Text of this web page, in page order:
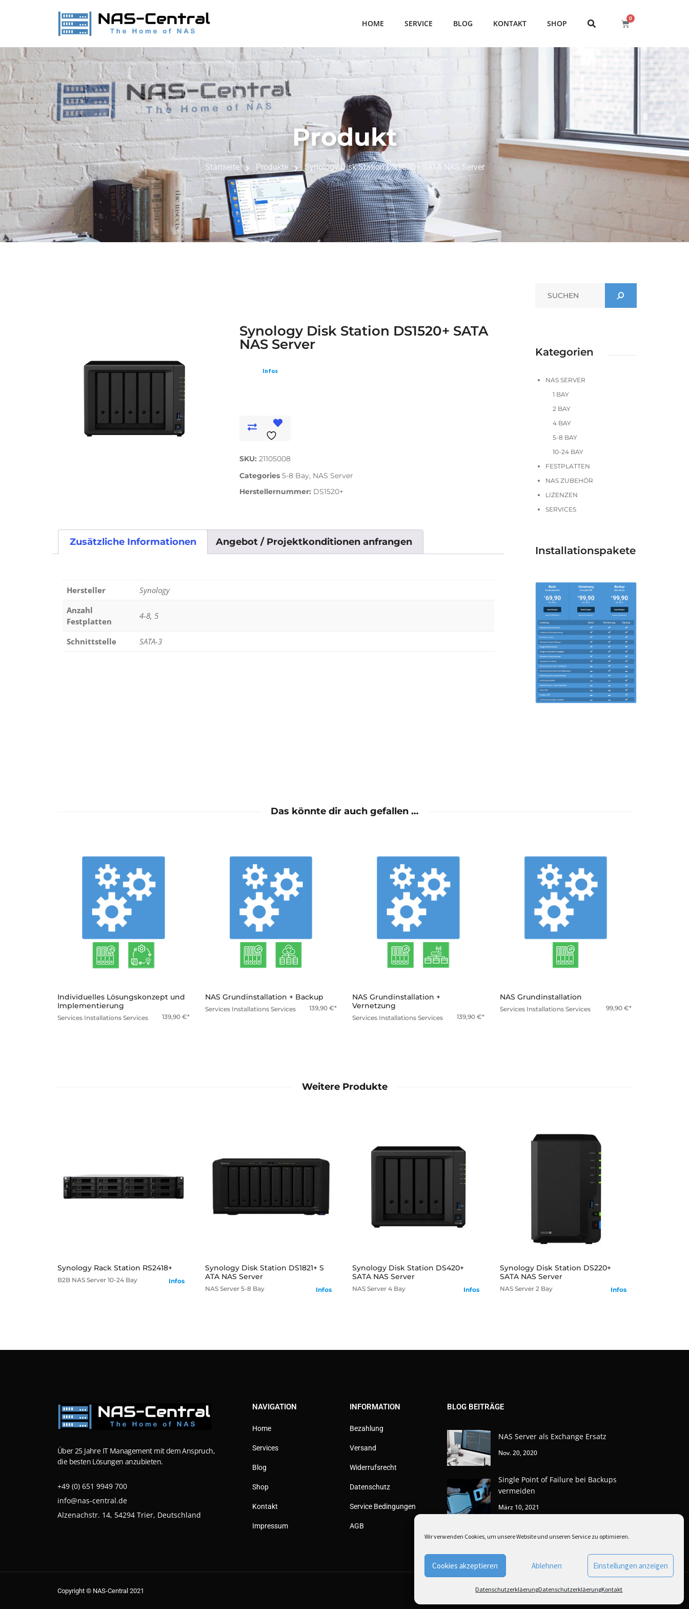
Wir verwenden Cookies, um unsere Website und unseren Service zu optimieren.
Cookies akzeptieren Ablehnen Einstellungen anzeigen
DatenschutzerkläerungDatenschutzerkläerungKontakt
HOME SERVICE BLOG KONTAKT SHOP
0
Produkt
Startseite Produkte Synology Disk Station DS1520+ SATA NAS Server
Synology Disk Station DS1520+ SATA
NAS Server
Infos
SKU: 21105008
Categories 5-8 Bay, NAS Server
Herstellernummer: DS1520+
Zusätzliche Informationen Angebot / Projektkonditionen anfrangen
Hersteller
Synology
Anzahl
Festplatten
4-8, 5
Schnittstelle SATA-3
Kategorien
NAS SERVER
1 BAY
2 BAY
4 BAY
5-8 BAY
10-24 BAY
FESTPLATTEN
NAS ZUBEHÖR
LIZENZEN
SERVICES
Installationspakete
Das könnte dir auch gefallen …
Individuelles Lösungskonzept und
Implementierung
Services Installations Services 139,90 €
NAS Grundinstallation + Backup
Services Installations Services 139,90 €
NAS Grundinstallation +
Vernetzung
Services Installations Services 139,90 €
mehr
NAS Grundinstallation
Services Installations Services 99,90 €
Weitere Produkte
Synology Rack Station RS2418+
B2B NAS Server 10-24 Bay Infos
Synology Disk Station DS1821+ S
ATA NAS Server
NAS Server 5-8 Bay Infos
mehr
Synology Disk Station DS420+
SATA NAS Server
NAS Server 4 Bay Infos
Synology Disk Station DS220+
SATA NAS Server
NAS Server 2 Bay Infos
Über 25 Jahre IT Management mit dem Anspruch,
die besten Lösungen anzubieten.
+49 (0) 651 9949 700
info@nas-central.de
Alzenachstr. 14, 54294 Trier, Deutschland
NAVIGATION
Home
Services
Blog
Shop
Kontakt
Impressum
INFORMATION
Bezahlung
Versand
Widerrufsrecht
Datenschutz
Service Bedingungen
AGB
BLOG BEITRÄGE
Nov. 20, 2020
NAS Server als Exchange Ersatz
März 10, 2021
Single Point of Failure bei Backups
vermeiden
Copyright © NAS-Central 2021 * Alle Preise inkl. Mwst. zzgl .Versandkosten